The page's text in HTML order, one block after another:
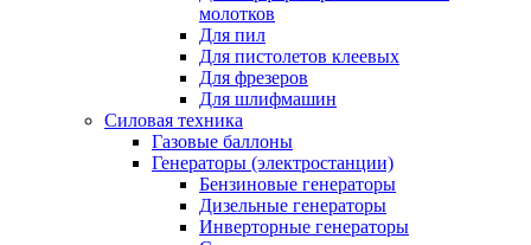
молотков
Для пил
Для пистолетов клеевых
Для фрезеров
Для шлифмашин
Силовая техника
Газовые баллоны
Генераторы (электростанции)
Бензиновые генераторы
Дизельные генераторы
Инверторные генераторы